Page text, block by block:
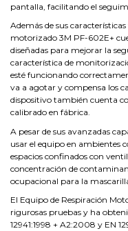
pantalla, facilitando el
Además de sus
motorizado 3M PF-602E+
diseñadas para mejorar la
característica de
esté funcionando
va a agotar y compensa los
dispositivo también cuenta
calibrado en fábrica.
A pesar de sus avanzadas
usar el equipo en ambientes
espacios confinados con
concentración de
ocupacional para la
El Equipo de Respiración
rigurosas pruebas y ha
12941:1998 + A2:2008 y EN